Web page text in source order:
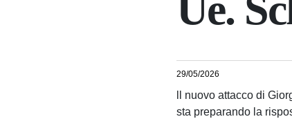
29/05/2026
ll nuovo attacco di
sta preparando la